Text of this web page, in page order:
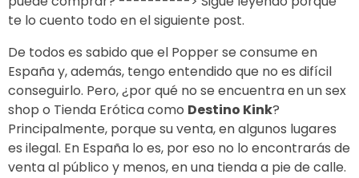
te lo cuento todo en el siguiente post.
De todos es sabido que el Popper se consume en
España y, además, tengo entendido que no es difícil
conseguirlo. Pero, ¿por qué no se encuentra en un sex
shop o Tienda Erótica como Destino Kink?
Principalmente, porque su venta, en algunos lugares
es ilegal. En España lo es, por eso no lo encontrarás de
venta al público y menos, en una tienda a pie de calle.